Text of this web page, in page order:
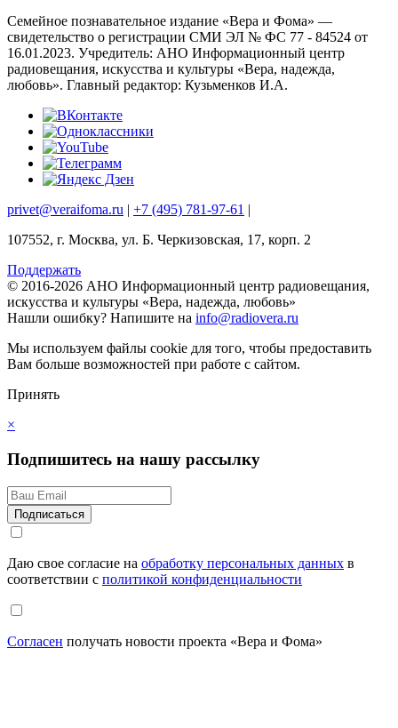
Семейное познавательное издание «Вера и Фома» —
свидетельство о регистрации СМИ ЭЛ № ФС 77 - 84524 от
16.01.2023. Учредитель: АНО Информационный центр
радиовещания, искусства и культуры «Вера, надежда,
любовь». Главный редактор: Кузьменков И.А.
privet@veraifoma.ru +7 (495) 781-97-61
107552, г. Москва, ул. Б. Черкизовская, 17, корп. 2
Поддержать
© 2016-2026 АНО Информационный центр радиовещания,
искусства и культуры «Вера, надежда, любовь»
Нашли ошибку? Напишите на info@radiovera.ru
Мы используем файлы cookie для того, чтобы предоставить
Вам больше возможностей при работе с сайтом.
Принять
×
Подпишитесь на нашу рассылку
Даю свое согласие на обработку персональных данных в
соответствии с политикой конфиденциальности
Согласен получать новости проекта «Вера и Фома»